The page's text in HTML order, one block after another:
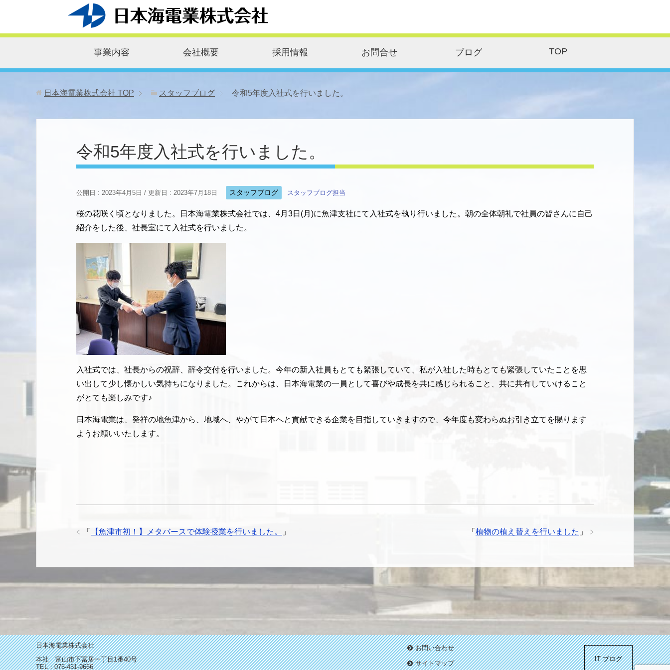
事業内容 会社概要 採用情報 お問合せ ブログ TOP
日本海電業株式会社 TOP スタッフブログ 令和5年度入社式を行いました。
令和5年度入社式を行いました。
公開日 : 2023年4月5日 / 更新日 : 2023年7月18日 スタッフブログ スタッフブログ担当
桜の花咲く頃となりました。日本海電業株式会社では、4月3日(月)に魚津支社にて入社式を執り行いました。朝の全体朝礼で社員の皆さんに自己
紹介をした後、社長室にて入社式を行いました。
入社式では、社長からの祝辞、辞令交付を行いました。今年の新入社員もとても緊張していて、私が入社した時もとても緊張していたことを思
い出して少し懐かしい気持ちになりました。これからは、日本海電業の一員として喜びや成長を共に感じられること、共に共有していけること
がとても楽しみです♪
日本海電業は、発祥の地魚津から、地域へ、やがて日本へと貢献できる企業を目指していきますので、今年度も変わらぬお引き立てを賜ります
ようお願いいたします。
「 植物の植え替えを行いました 」
「 【魚津市初！】メタバースで体験授業を行いました。 」
IT ブログ
お問い合わせ
サイトマップ
日本海電業株式会社
本社 富山市下冨居一丁目1番40号
TEL：076-451-9666